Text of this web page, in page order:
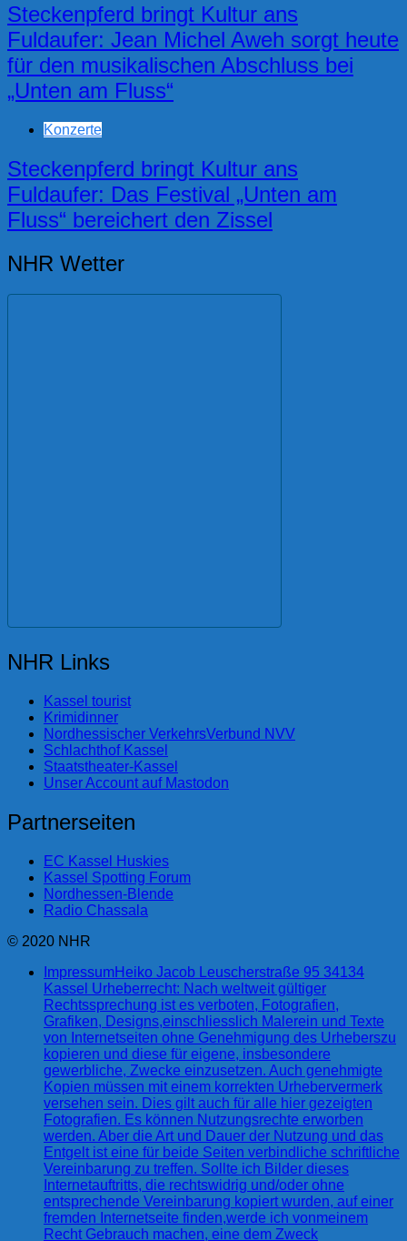
Steckenpferd bringt Kultur ans
Fuldaufer: Jean Michel Aweh sorgt heute
für den musikalischen Abschluss bei
„Unten am Fluss“
Konzerte
Steckenpferd bringt Kultur ans
Fuldaufer: Das Festival „Unten am
Fluss“ bereichert den Zissel
NHR Wetter
NHR Links
Kassel tourist
Krimidinner
Nordhessischer VerkehrsVerbund NVV
Schlachthof Kassel
Staatstheater-Kassel
Unser Account auf Mastodon
Partnerseiten
EC Kassel Huskies
Kassel Spotting Forum
Nordhessen-Blende
Radio Chassala
© 2020 NHR
ImpressumHeiko Jacob Leuscherstraße 95 34134
Kassel Urheberrecht: Nach weltweit gültiger
Rechtssprechung ist es verboten, Fotografien,
Grafiken, Designs,einschliesslich Malerein und Texte
von Internetseiten ohne Genehmigung des Urheberszu
kopieren und diese für eigene, insbesondere
gewerbliche, Zwecke einzusetzen. Auch genehmigte
Kopien müssen mit einem korrekten Urhebervermerk
versehen sein. Dies gilt auch für alle hier gezeigten
Fotografien. Es können Nutzungsrechte erworben
werden. Aber die Art und Dauer der Nutzung und das
Entgelt ist eine für beide Seiten verbindliche schriftliche
Vereinbarung zu treffen. Sollte ich Bilder dieses
Internetauftritts, die rechtswidrig und/oder ohne
entsprechende Vereinbarung kopiert wurden, auf einer
fremden Internetseite finden,werde ich vonmeinem
Recht Gebrauch machen, eine dem Zweck